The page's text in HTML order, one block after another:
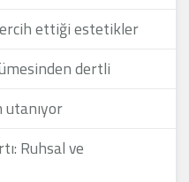
ettiği estetikler
dertli
utanıyor
Ruhsal ve